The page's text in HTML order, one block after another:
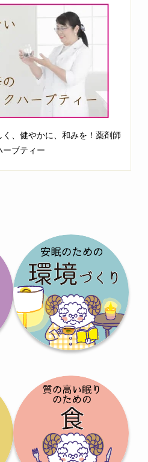
、健やかに、和みを！薬剤師
ーブティー